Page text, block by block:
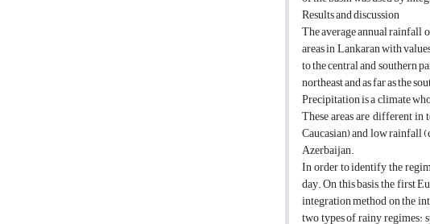
Results and discussion
The average annual rainfall
areas in Lankaran with
to the central and southern
northeast and as far as the
Precipitation is a climate
These areas are different
Caucasian) and low rainfall
Azerbaijan.
In order to identify the
day. On this basis, the first
integration method on the
two types of rainy regimes: